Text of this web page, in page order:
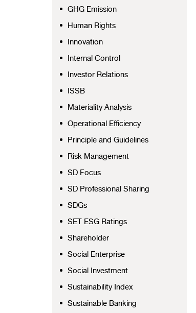
GHG Emission
Human Rights
Innovation
Internal Control
Investor Relations
ISSB
Materiality Analysis
Operational Efficiency
Principle and Guidelines
Risk Management
SD Focus
SD Professional Sharing
SDGs
SET ESG Ratings
Shareholder
Social Enterprise
Social Investment
Sustainability Index
Sustainable Banking